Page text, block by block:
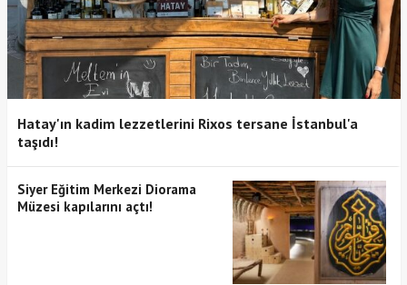
Hatay'ın kadim lezzetlerini Rixos tersane İstanbul'a
taşıdı!
Siyer Eğitim Merkezi Diorama
Müzesi kapılarını açtı!